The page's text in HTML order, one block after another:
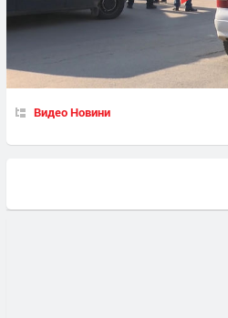
Видео Новини